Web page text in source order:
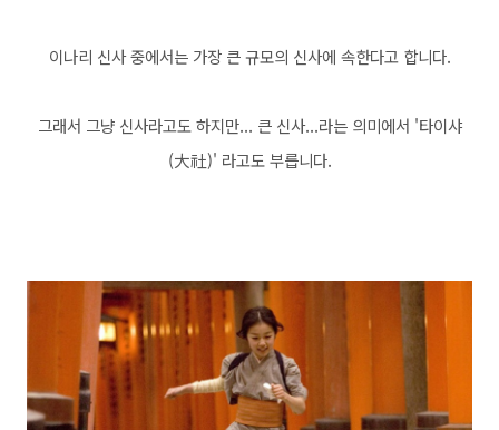
이나리 신사 중에서는 가장 큰 규모의 신사에 속한다고 합니다.
그래서 그냥 신사라고도 하지만... 큰 신사...라는 의미에서 '타이샤
(大社)' 라고도 부릅니다.